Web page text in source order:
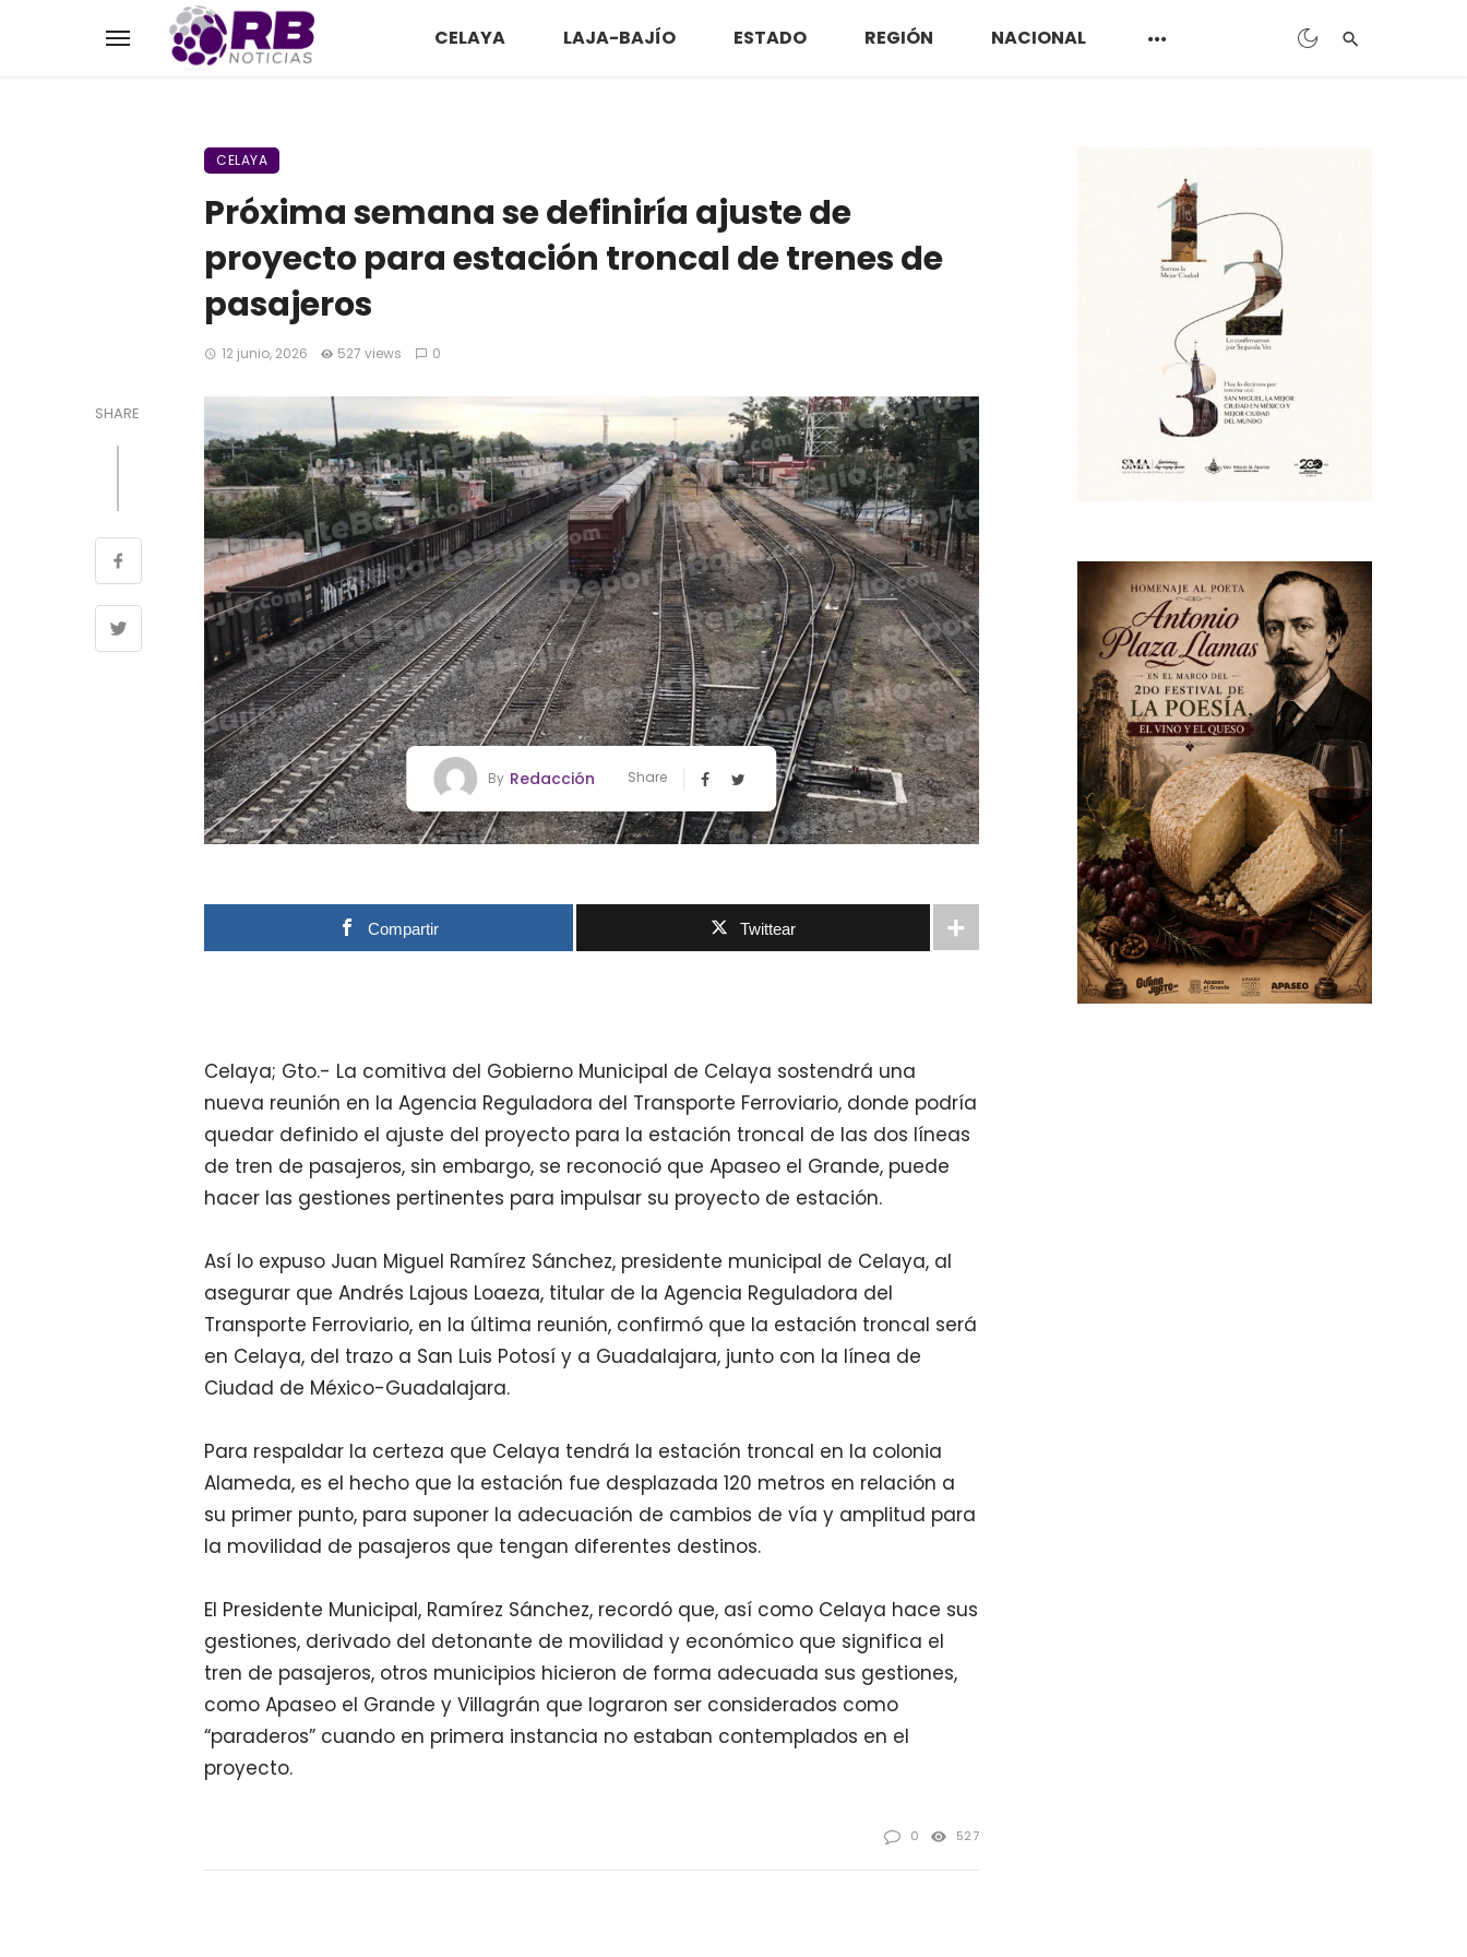
CELAYA LAJA-BAJÍO ESTADO REGIÓN NACIONAL
CELAYA
Próxima semana se definiría ajuste de
proyecto para estación troncal de trenes de
pasajeros
12 junio, 2026 527 views 0
SHARE
By Redacción Share
Compartir Twittear
Celaya; Gto.- La comitiva del Gobierno Municipal de Celaya sostendrá una
nueva reunión en la Agencia Reguladora del Transporte Ferroviario, donde podría
quedar definido el ajuste del proyecto para la estación troncal de las dos líneas
de tren de pasajeros, sin embargo, se reconoció que Apaseo el Grande, puede
hacer las gestiones pertinentes para impulsar su proyecto de estación.
Así lo expuso Juan Miguel Ramírez Sánchez, presidente municipal de Celaya, al
asegurar que Andrés Lajous Loaeza, titular de la Agencia Reguladora del
Transporte Ferroviario, en la última reunión, confirmó que la estación troncal será
en Celaya, del trazo a San Luis Potosí y a Guadalajara, junto con la línea de
Ciudad de México-Guadalajara.
Para respaldar la certeza que Celaya tendrá la estación troncal en la colonia
Alameda, es el hecho que la estación fue desplazada 120 metros en relación a
su primer punto, para suponer la adecuación de cambios de vía y amplitud para
la movilidad de pasajeros que tengan diferentes destinos.
El Presidente Municipal, Ramírez Sánchez, recordó que, así como Celaya hace sus
gestiones, derivado del detonante de movilidad y económico que significa el
tren de pasajeros, otros municipios hicieron de forma adecuada sus gestiones,
como Apaseo el Grande y Villagrán que lograron ser considerados como
“paraderos” cuando en primera instancia no estaban contemplados en el
proyecto.
0 527